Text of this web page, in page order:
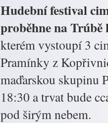
Hudební festival
proběhne na
kterém vystoupí 3
Pramínky z
maďarskou skupinu
18:30 a trvat bude
pod širým nebem.